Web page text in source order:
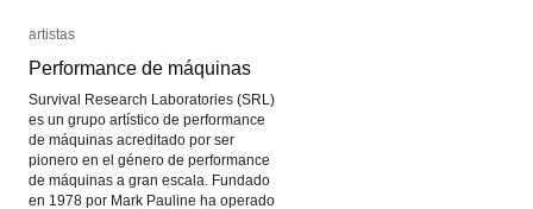
artistas
Performance de máquinas
Survival Research Laboratories (SRL)
es un grupo artístico de performance
de máquinas acreditado por ser
pionero en el género de performance
de máquinas a gran escala. Fundado
en 1978 por Mark Pauline ha operado
artistas
Performance de máquinas